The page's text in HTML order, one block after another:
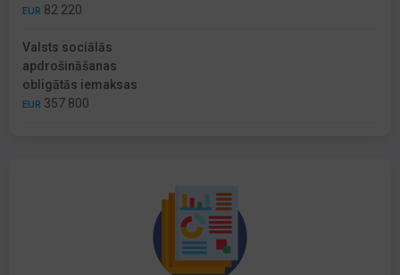
EUR 82 220
Valsts sociālās
apdrošināšanas
obligātās iemaksas
EUR 357 800